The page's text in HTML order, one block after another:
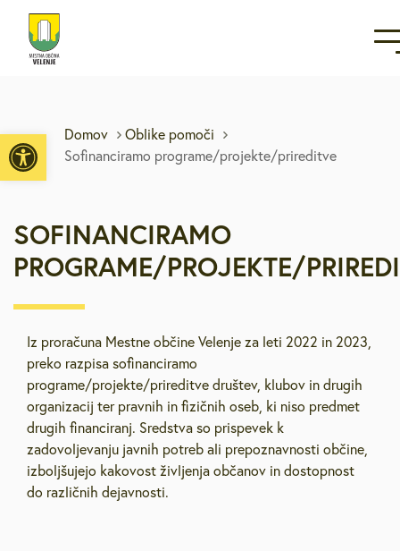
Open toolbar
Domov
Oblike pomoči
Sofinanciramo programe/projekte/prireditve
SOFINANCIRAMO
PROGRAME/PROJEKTE/
Iz proračuna Mestne občine Velenje za leti 2022 in 2023,
preko razpisa sofinanciramo
programe/projekte/prireditve društev, klubov in drugih
organizacij ter pravnih in fizičnih oseb, ki niso predmet
drugih financiranj. Sredstva so prispevek k
zadovoljevanju javnih potreb ali prepoznavnosti občine,
izboljšujejo kakovost življenja občanov in dostopnost
do različnih dejavnosti.